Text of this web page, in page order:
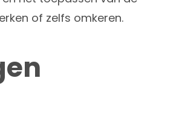
of zelfs omkeren.